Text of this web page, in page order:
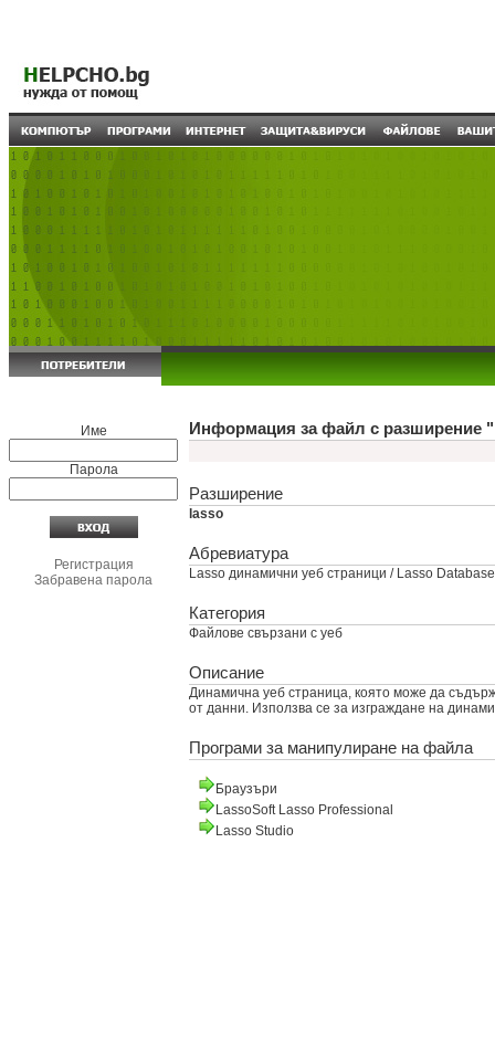
Име
Парола
Регистрация
Забравена парола
Информация за файл с разширение
Разширение
lasso
Абревиатура
Lasso динамични уеб страници / Lasso
Категория
Файлове свързани с уеб
Описание
Динамична уеб страница, която може да
от данни. Използва се за изграждане на
Програми за манипулиране на файла
Браузъри
LassoSoft Lasso Professional
Lasso Studio